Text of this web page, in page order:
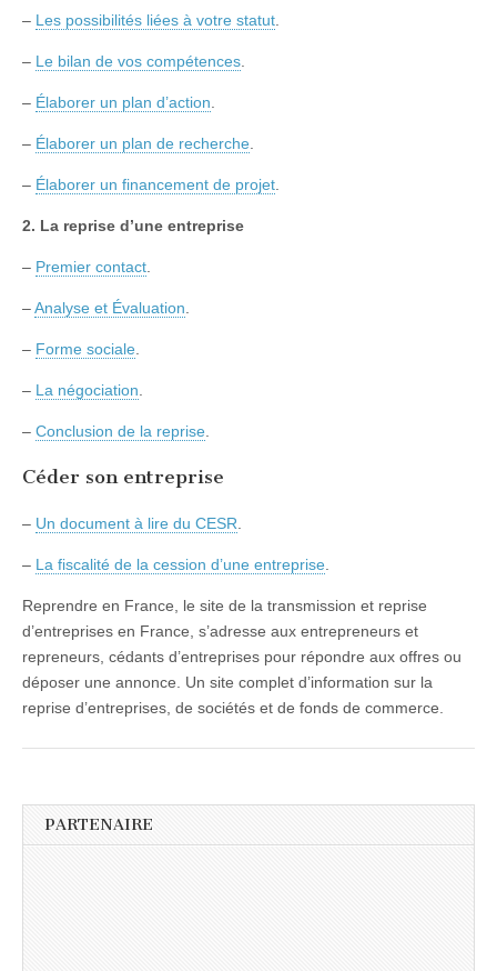
– Les possibilités liées à votre statut
– Le bilan de vos compétences
– Élaborer un plan d’action
– Élaborer un plan de recherche
– Élaborer un financement de projet
2. La reprise d’une entreprise
– Premier contact
–Analyse et Évaluation
– Forme sociale
– La négociation
– Conclusion de la reprise
Céder son entreprise
– Un document à lire du CESR
– La fiscalité de la cession d’une entreprise
Reprendre en France, le site de la transmission et reprise
d’entreprises en France, s’adresse aux entrepreneurs et
repreneurs, cédants d’entreprises pour répondre aux offres ou
déposer une annonce. Un site complet d’information sur la
reprise d’entreprises, de sociétés et de fonds de commerce.
PARTENAIRE